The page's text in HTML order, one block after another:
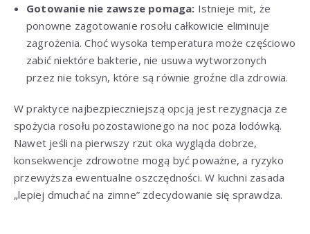
Gotowanie nie zawsze pomaga: Istnieje mit, że
ponowne zagotowanie rosołu całkowicie eliminuje
zagrożenia. Choć wysoka temperatura może częściowo
zabić niektóre bakterie, nie usuwa wytworzonych
przez nie toksyn, które są równie groźne dla zdrowia.
W praktyce najbezpieczniejszą opcją jest rezygnacja ze
spożycia rosołu pozostawionego na noc poza lodówką.
Nawet jeśli na pierwszy rzut oka wygląda dobrze,
konsekwencje zdrowotne mogą być poważne, a ryzyko
przewyższa ewentualne oszczędności. W kuchni zasada
„lepiej dmuchać na zimne” zdecydowanie się sprawdza.